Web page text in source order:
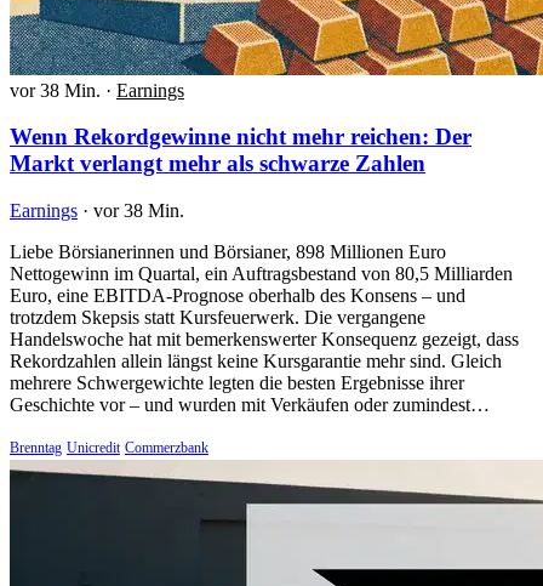
vor 38 Min. · Earnings
Wenn Rekordgewinne nicht mehr reichen: Der
Markt verlangt mehr als schwarze Zahlen
Earnings · vor 38 Min.
Liebe Börsianerinnen und Börsianer, 898 Millionen Euro
Nettogewinn im Quartal, ein Auftragsbestand von 80,5 Milliarden
Euro, eine EBITDA-Prognose oberhalb des Konsens – und
trotzdem Skepsis statt Kursfeuerwerk. Die vergangene
Handelswoche hat mit bemerkenswerter Konsequenz gezeigt, dass
Rekordzahlen allein längst keine Kursgarantie mehr sind. Gleich
mehrere Schwergewichte legten die besten Ergebnisse ihrer
Geschichte vor – und wurden mit Verkäufen oder zumindest…
Brenntag Unicredit Commerzbank